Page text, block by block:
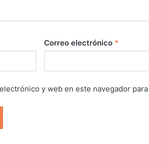
Correo electrónico *
y web en este navegador